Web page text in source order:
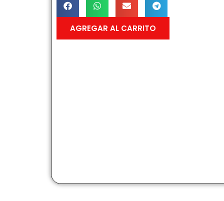
AGREGAR AL CARRITO